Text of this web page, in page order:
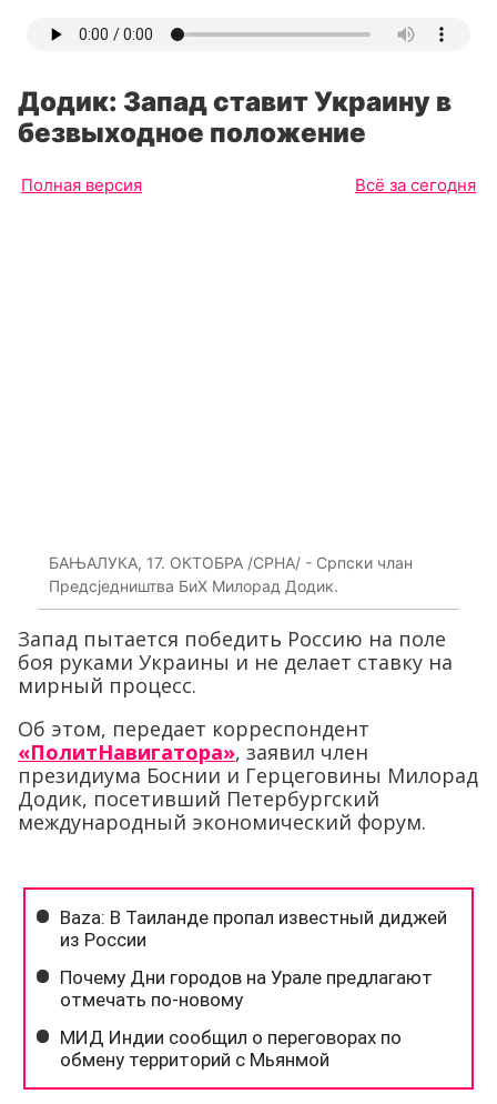
Додик: Запад ставит Украину в
безвыходное положение
Полная версия Всё за сегодня
БАЊАЛУКА, 17. ОКТОБРА /СРНА/ - Српски члан
Предсједништва БиХ Милорад Додик.
Запад пытается победить Россию на поле
боя руками Украины и не делает ставку на
мирный процесс.
Об этом, передает корреспондент
«ПолитНавигатора», заявил член
президиума Боснии и Герцеговины Милорад
Додик, посетивший Петербургский
международный экономический форум.